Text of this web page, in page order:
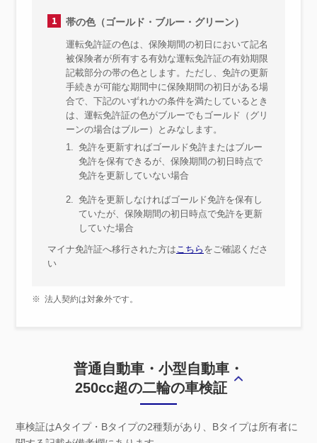
1 帯の色（ゴールド・ブルー・グリーン）
運転免許証の色は、保険期間の初日において記名
被保険者が所有する有効な運転免許証の有効期限
記載部分の帯の色とします。ただし、免許の更新
手続きが可能な期間中に保険期間の初日がある場
合で、下記のいずれかの条件を満たしているとき
は、運転免許証の色がブルーでもゴールド（グリ
ーンの場合はブルー）とみなします。
1. 免許を更新すればゴールド免許またはブルー
免許を保有できるが、保険期間の初日時点で
免許を更新していない場合
2. 免許を更新しなければゴールド免許を保有し
ていたが、保険期間の初日時点で免許を更新
していた場合
マイナ免許証へ移行された方はこちら をご確認くださ
い
※ 法人契約は対象外です。
普通自動車・小型自動車・
250cc超の二輪の車検証
車検証はAタイプ・Bタイプの2種類があり、Bタイプは所有者に